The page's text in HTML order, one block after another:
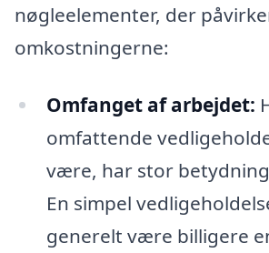
nøgleelementer, der
omkostningerne:
Omfanget af arbejdet:
omfattende
være, har stor
En simpel
generelt være billigere